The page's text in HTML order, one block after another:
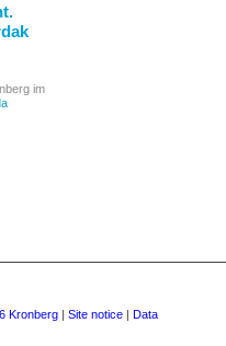
im
Kronberg| Site notice| Data